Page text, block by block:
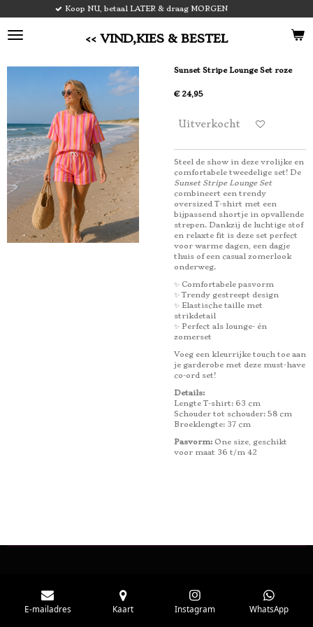
naar
<< VIND,KIES & BESTEL
betaal LATER & draag MORGEN
Sunset Stripe Lounge Set roze
€ 24,95
Uitverkocht
Steel de show in deze vrolijke en
comfortabele tweedelige set! De
Sunset Stripe Lounge Set
combineert een trendy
oversized T-shirt met een
bijpassend shortje in opvallende
strepen. Dankzij de luchtige stof
en relaxte fit is deze set perfect
voor warme dagen, een dagje
thuis of een casual zomerlook
onderweg.
✨ Comfortabele pasvorm
✨ Trendy gestreept design
✨ Elastische taille met
strikdetail
✨ Perfect als lounge- én
zomerset
Voeg een kleurrijke touch toe aan
je garderobe met deze must-have
co-ord set!
Details:
Lengte T-shirt: 63 cm
Schouder tot schouder: 58 cm
Broeklengte: 37 cm
Pasvorm: One size, geschikt
voor maat 36 t/m 42
E-mailadres Kaart Instagram WhatsApp